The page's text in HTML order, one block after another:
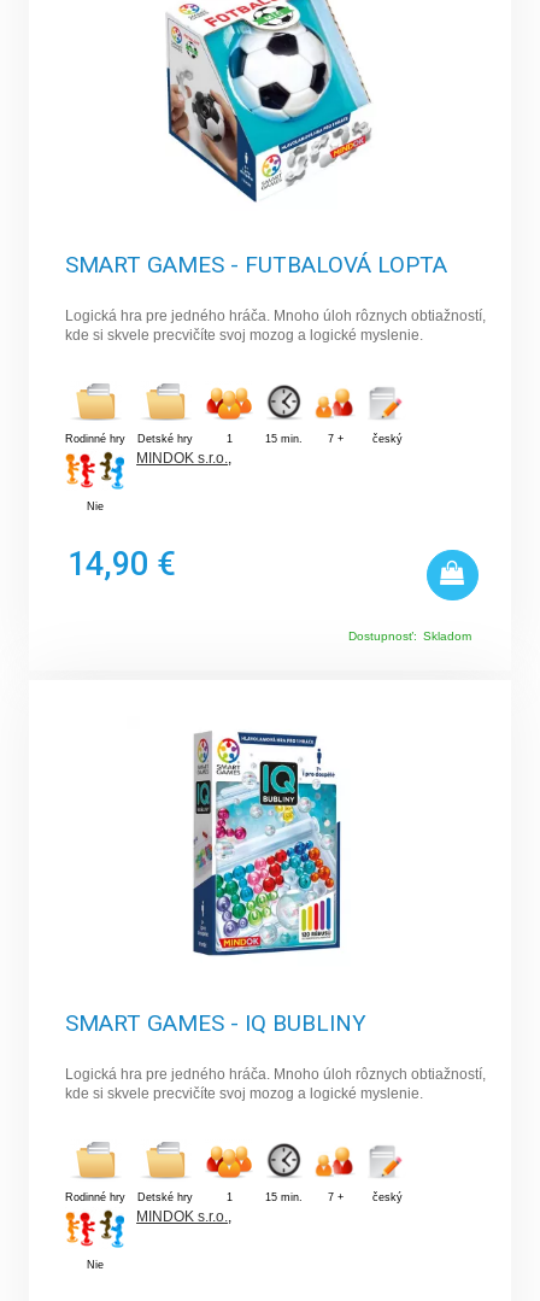
SMART GAMES - FUTBALOVÁ LOPTA
Logická hra pre jedného hráča. Mnoho úloh rôznych obtiažností,
kde si skvele precvičíte svoj mozog a logické myslenie.
Rodinné hry Detské hry 1 15 min. 7 + český
Nie
MINDOK s.r.o.
14,90 €
Dostupnosť: Skladom
SMART GAMES - IQ BUBLINY
Logická hra pre jedného hráča. Mnoho úloh rôznych obtiažností,
kde si skvele precvičíte svoj mozog a logické myslenie.
Rodinné hry Detské hry 1 15 min. 7 + český
Nie
MINDOK s.r.o.,